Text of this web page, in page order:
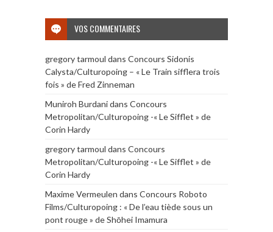
VOS COMMENTAIRES
gregory tarmoul dans Concours Sidonis
Calysta/Culturopoing – « Le Train sifflera trois
fois » de Fred Zinneman
Muniroh Burdanidans Concours
Metropolitan/Culturopoing -« Le Sifflet » de
Corin Hardy
gregory tarmoul dans Concours
Metropolitan/Culturopoing -« Le Sifflet » de
Corin Hardy
Maxime Vermeulen dans Concours Roboto
Films/Culturopoing : « De l’eau tiède sous un
pont rouge » de Shōhei Imamura